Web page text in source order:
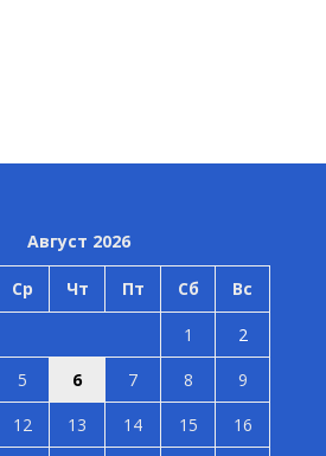
Август 2026
Ср Чт Пт Сб Вс
1
2
5 6 7 8
9
12 13 14 15 16